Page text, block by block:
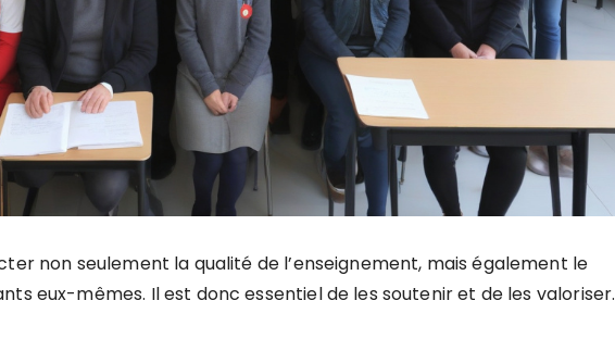
non seulement la qualité de l’enseignement, mais également le
eux-mêmes. Il est donc essentiel de les soutenir et de les valoriser.